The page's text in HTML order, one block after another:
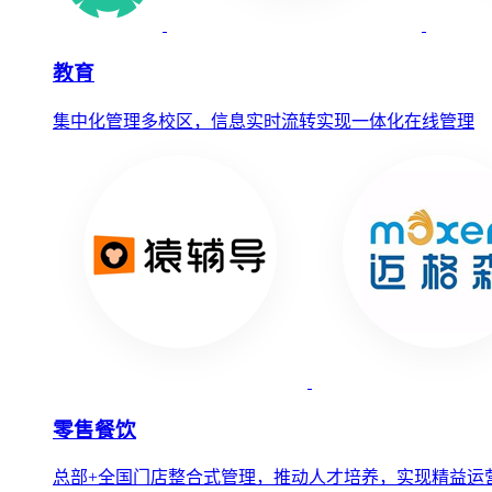
教育
集中化管理多校区，信息实时流转实现一体化在线管理
零售餐饮
总部+全国门店整合式管理，推动人才培养，实现精益运